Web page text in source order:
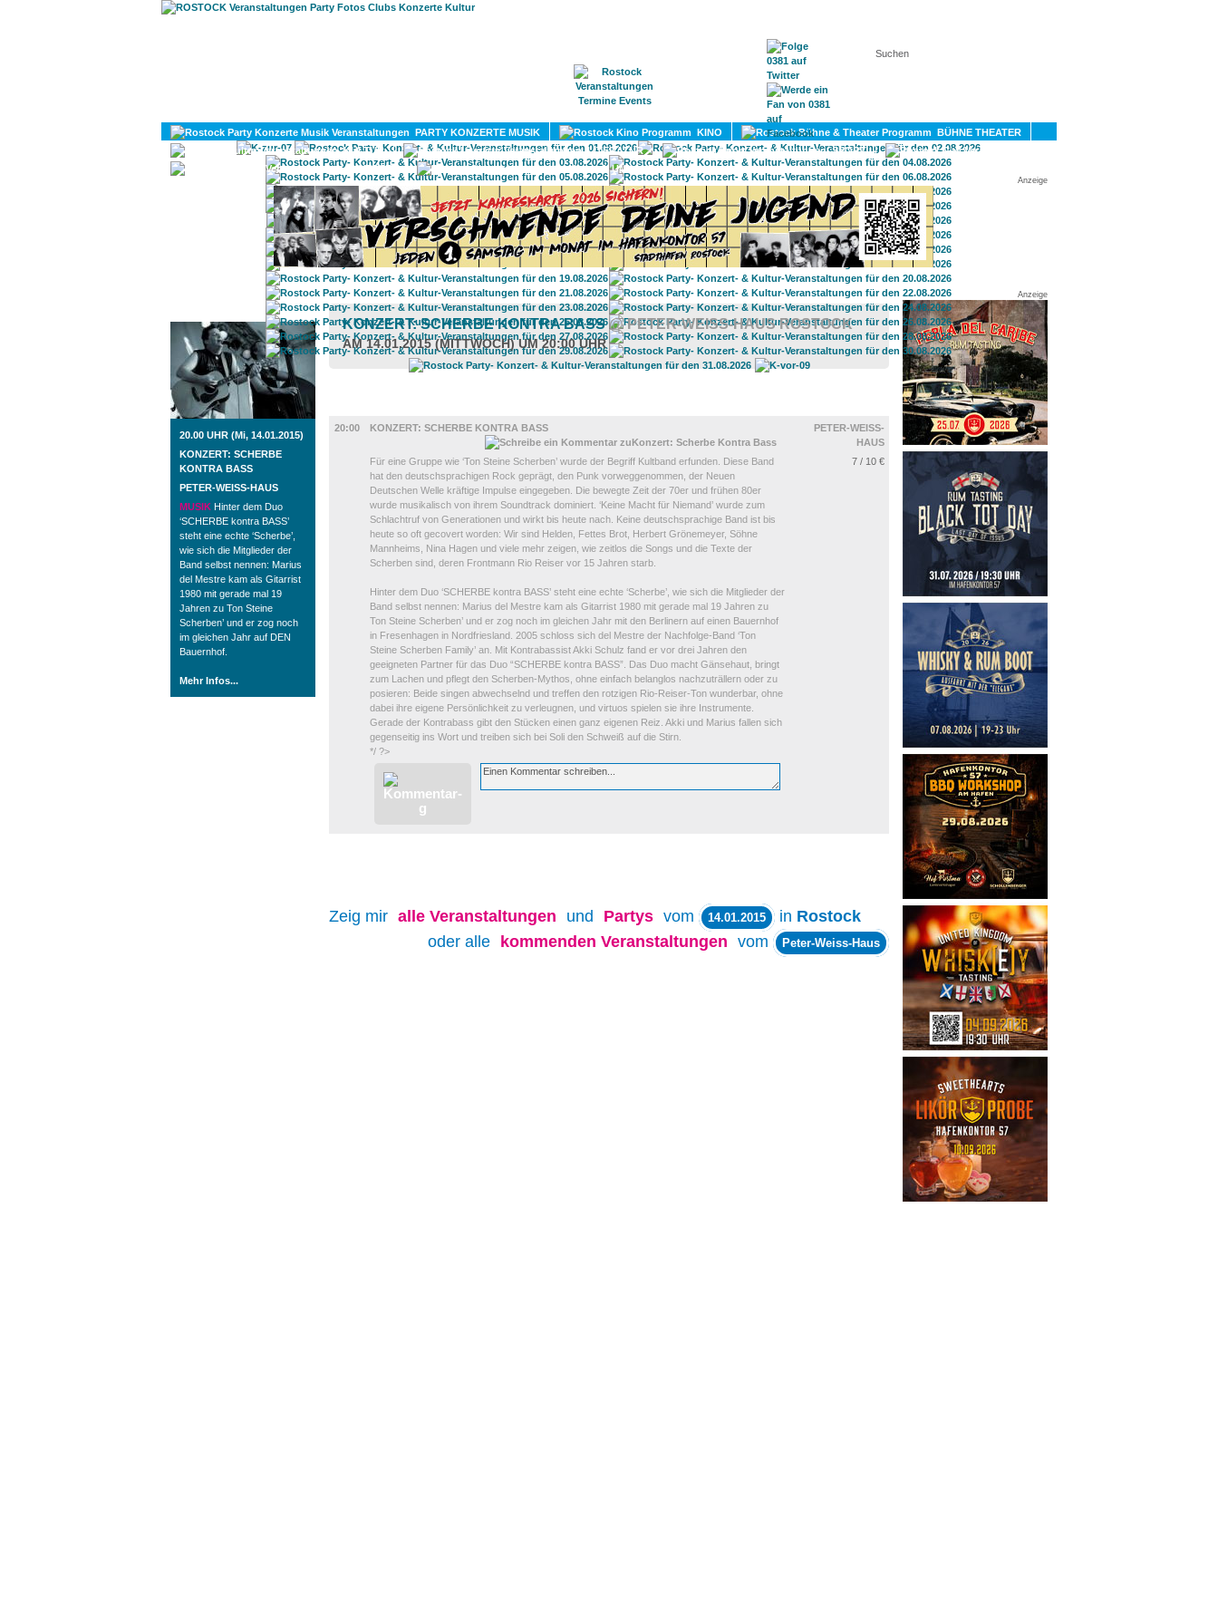
KONTAKT
PARTY KONZERTE MUSIK KINO
BÜHNE THEATER
KULTUR
LITERATUR SPORT
DIVERSES
UMLAND
Anzeige
ROSTOCK TAGESTIPP
20.00 UHR (Mi, 14.01.2015)
KONZERT: SCHERBE
KONTRA BASS
PETER-WEISS-HAUS
MUSIK Hinter dem Duo
‘SCHERBE kontra BASS’
steht eine echte ‘Scherbe’,
wie sich die Mitglieder der
Band selbst nennen: Marius
del Mestre kam als Gitarrist
1980 mit gerade mal 19
Jahren zu Ton Steine
Scherben’ und er zog noch
im gleichen Jahr auf DEN
Bauernhof.
Mehr Infos...
Anzeige
KONZERT: SCHERBE KONTRA BASS@ PETER-WEISS-HAUS ROSTOCK
AM 14.01.2015 (MITTWOCH) UM 20:00 UHR
20:00
KONZERT: SCHERBE KONTRA BASS
PETER-WEISS-
HAUS
Für eine Gruppe wie ‘Ton Steine Scherben’ wurde der Begriff Kultband erfunden. Diese Band
hat den deutschsprachigen Rock geprägt, den Punk vorweggenommen, der Neuen
Deutschen Welle kräftige Impulse eingegeben. Die bewegte Zeit der 70er und frühen 80er
wurde musikalisch von ihrem Soundtrack dominiert. ‘Keine Macht für Niemand’ wurde zum
Schlachtruf von Generationen und wirkt bis heute nach. Keine deutschsprachige Band ist bis
heute so oft gecovert worden: Wir sind Helden, Fettes Brot, Herbert Grönemeyer, Söhne
Mannheims, Nina Hagen und viele mehr zeigen, wie zeitlos die Songs und die Texte der
Scherben sind, deren Frontmann Rio Reiser vor 15 Jahren starb.
Hinter dem Duo ‘SCHERBE kontra BASS’ steht eine echte ‘Scherbe’, wie sich die Mitglieder der
Band selbst nennen: Marius del Mestre kam als Gitarrist 1980 mit gerade mal 19 Jahren zu
Ton Steine Scherben’ und er zog noch im gleichen Jahr mit den Berlinern auf einen Bauernhof
in Fresenhagen in Nordfriesland. 2005 schloss sich del Mestre der Nachfolge-Band ‘Ton
Steine Scherben Family’ an. Mit Kontrabassist Akki Schulz fand er vor drei Jahren den
geeigneten Partner für das Duo “SCHERBE kontra BASS”. Das Duo macht Gänsehaut, bringt
zum Lachen und pflegt den Scherben-Mythos, ohne einfach belanglos nachzuträllern oder zu
posieren: Beide singen abwechselnd und treffen den rotzigen Rio-Reiser-Ton wunderbar, ohne
dabei ihre eigene Persönlichkeit zu verleugnen, und virtuos spielen sie ihre Instrumente.
Gerade der Kontrabass gibt den Stücken einen ganz eigenen Reiz. Akki und Marius fallen sich
gegenseitig ins Wort und treiben sich bei Soli den Schweiß auf die Stirn.
*/ ?>
7 / 10 €
Zeig mir alle Veranstaltungen und Partys vom 14.01.2015 in Rostock
oder alle
kommenden Veranstaltungen vom Peter-Weiss-Haus